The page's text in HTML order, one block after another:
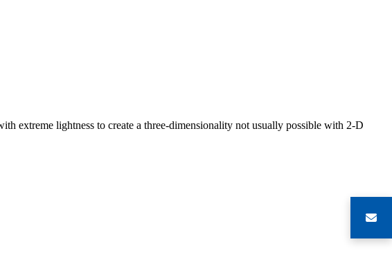
extreme lightness to create a three-dimensionality not usually possible with 2-D